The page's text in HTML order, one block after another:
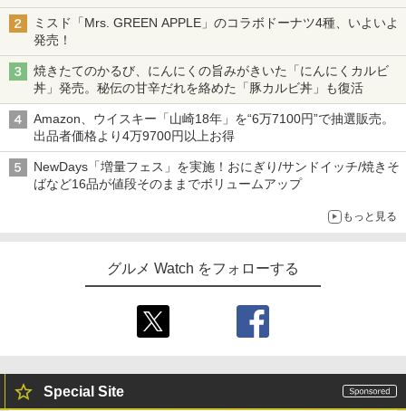
ミスド「Mrs. GREEN APPLE」のコラボドーナツ4種、いよいよ
発売！
焼きたてのかるび、にんにくの旨みがきいた「にんにくカルビ
丼」発売。秘伝の甘辛だれを絡めた「豚カルビ丼」も復活
Amazon、ウイスキー「山崎18年」を“6万7100円”で抽選販売。
出品者価格より4万9700円以上お得
NewDays「増量フェス」を実施！おにぎり/サンドイッチ/焼きそ
ばなど16品が値段そのままでボリュームアップ
もっと見る
グルメ Watch をフォローする
Special Site